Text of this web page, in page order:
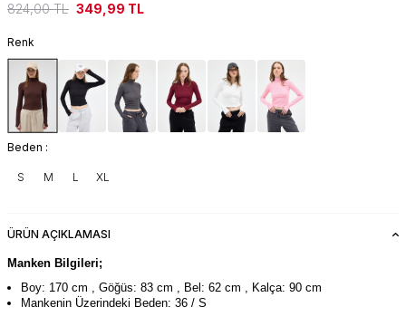
824,00TL 349,99 TL
Renk
Beden :
S M L XL
ÜRÜN AÇIKLAMASI
Manken Bilgileri;
Boy: 170 cm , Göğüs: 83 cm , Bel: 62 cm , Kalça: 90 cm
Mankenin Üzerindeki Beden: 36 / S